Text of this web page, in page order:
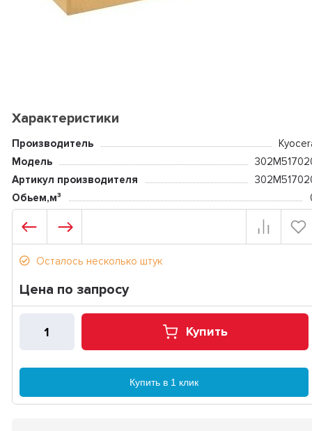
Характеристики
Производитель
Модель
Артикул производителя
Обьем,м³
Осталось несколько штук
Цена по запросу
Купить
Купить в 1 клик